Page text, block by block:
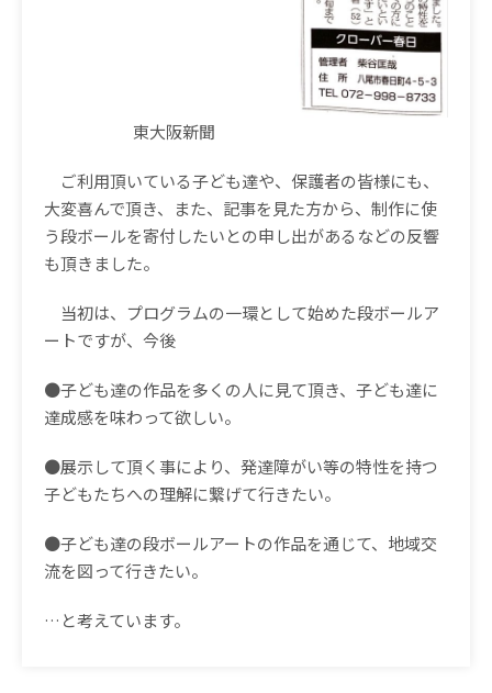
東大阪新聞
ご利用頂いている子ども達や、保護者の皆様にも、
大変喜んで頂き、また、記事を見た方から、制作に使
う段ボールを寄付したいとの申し出があるなどの反響
も頂きました。
当初は、プログラムの一環として始めた段ボールア
ートですが、今後
●子ども達の作品を多くの人に見て頂き、子ども達に
達成感を味わって欲しい。
●展示して頂く事により、発達障がい等の特性を持つ
子どもたちへの理解に繋げて行きたい。
●子ども達の段ボールアートの作品を通じて、地域交
流を図って行きたい。
… と考えています。